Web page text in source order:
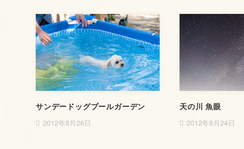
サンデードッグプールガーデン
2012年8月26日
天の川 魚眼
2012年8月24日